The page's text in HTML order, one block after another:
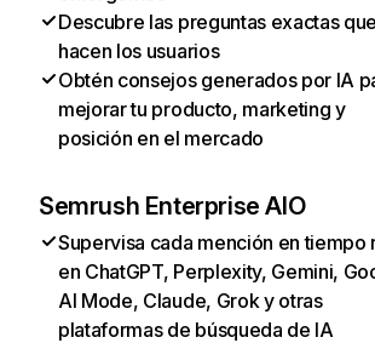
Descubre las preguntas exactas
hacen los usuarios
Obtén consejos generados por IA
mejorar tu producto, marketing y
posición en el mercado
Semrush Enterprise AIO
Supervisa cada mención en tiempo
en ChatGPT, Perplexity, Gemini,
AI Mode, Claude, Grok y otras
plataformas de búsqueda de IA